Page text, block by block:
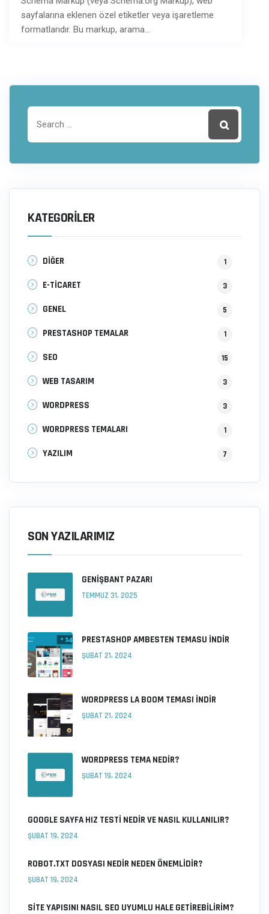
sayfalarına eklenen özel etiketler veya işaretleme
formatlarıdır. Bu markup, arama…
KATEGORILER
DİĞER 1
E-TİCARET 3
GENEL 5
PRESTASHOP TEMALAR 1
SEO 15
WEB TASARIM 3
WORDPRESS 3
WORDPRESS TEMALARI 1
YAZILIM 7
SON YAZILARIMIZ
GENIŞBANT PAZARI
TEMMUZ 31, 2025
PRESTASHOP AMBESTEN TEMASU İNDIR
ŞUBAT 21, 2024
WORDPRESS LA BOOM TEMASI İNDIR
ŞUBAT 21, 2024
WORDPRESS TEMA NEDIR?
ŞUBAT 19, 2024
GOOGLE SAYFA HIZ TESTI NEDIR VE NASIL KULLANILIR?
ŞUBAT 19, 2024
ROBOT.TXT DOSYASI NEDIR NEDEN ÖNEMLIDIR?
ŞUBAT 19, 2024
SITE YAPISINI NASIL SEO UYUMLU HALE GETIREBILIRIM?